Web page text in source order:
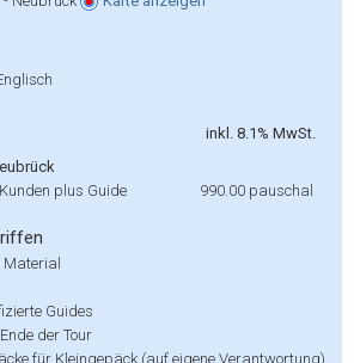
inkl. 8.1% MwSt.
plus Guide
990.00 pauschal
Guides
der Tour
für Kleingepäck (auf eigene Verantwortung)